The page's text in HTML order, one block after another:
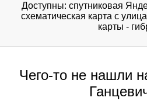
Доступны: спутниковая
схематическая карта с
карты -
Чего-то не нашли